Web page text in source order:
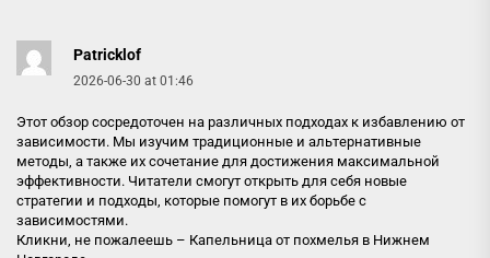
Patricklof
2026-06-30 at 01:46
Этот обзор сосредоточен на различных подходах к избавлению от
зависимости. Мы изучим традиционные и альтернативные
методы, а также их сочетание для достижения максимальной
эффективности. Читатели смогут открыть для себя новые
стратегии и подходы, которые помогут в их борьбе с
зависимостями.
Кликни, не пожалеешь – Капельница от похмелья в Нижнем